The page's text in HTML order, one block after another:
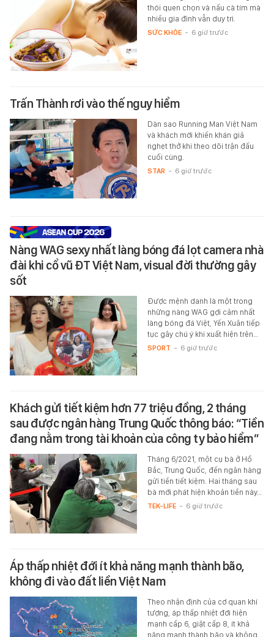
thói quen chọn và nấu cà tím mà
nhiều gia đình vẫn duy trì.
SỨC KHỎE - 6 giờ trước
Trấn Thành rơi vào thế nguy hiểm
Dàn sao Running Man Việt Nam
và khách mời khiến khán giả
nghẹt thở khi theo dõi trận đấu
cuối cùng.
STAR - 6 giờ trước
Nàng WAG sexy nhất làng bóng đá lọt camera nhà
đài khi cổ vũ ĐT Việt Nam, visual đời thường gây
sốt
Được mệnh danh là một trong
những nàng WAG gợi cảm nhất
làng bóng đá Việt, Yến Xuân tiếp
tục gây chú ý khi xuất hiện trên…
SPORT - 6 giờ trước
Khách gửi tiết kiệm hơn 77 triệu đồng, 2 tháng
sau được ngân hàng Trung Quốc thông báo: “Tiền
đang nằm trong tài khoản của công ty bảo hiểm”
Tháng 6/2021, một cụ bà ở Hồ
Bắc, Trung Quốc, đến ngân hàng
gửi tiền tiết kiệm. Hai tháng sau
bà mới phát hiện khoản tiền này…
TEK-LIFE - 6 giờ trước
Áp thấp nhiệt đới ít khả năng mạnh thành bão,
không đi vào đất liền Việt Nam
Theo nhận định của cơ quan khí
tượng, áp thấp nhiệt đới hiện
mạnh cấp 6, giật cấp 8, ít khả
năng mạnh thành bão và không…